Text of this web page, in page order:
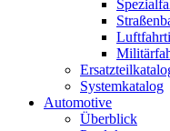
Systemkatalog
Automotive
Überblick